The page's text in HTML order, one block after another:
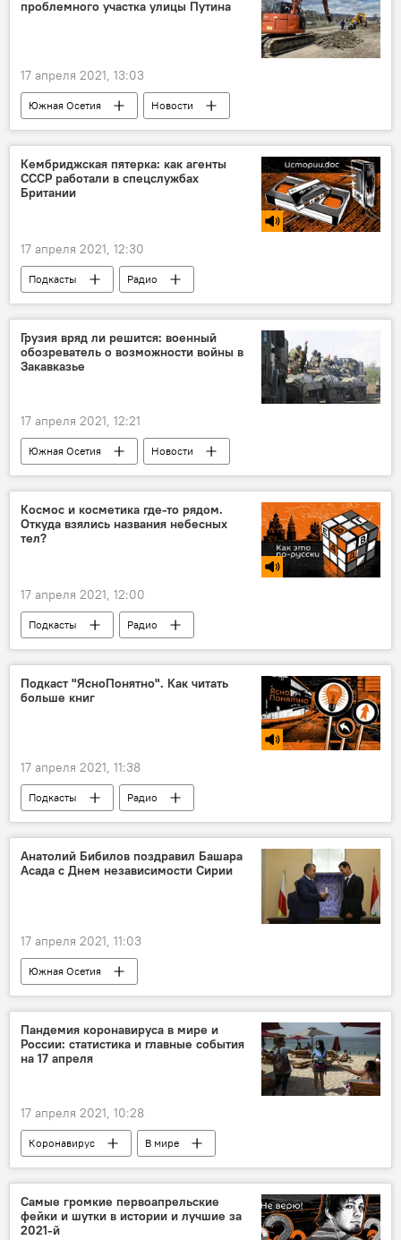
проблемного участка улицы Путина
17 апреля 2021, 13:03
Южная Осетия Новости
Кембриджская пятерка: как агенты
СССР работали в спецслужбах
Британии
17 апреля 2021, 12:30
Подкасты Радио
Грузия вряд ли решится: военный
обозреватель о возможности войны в
Закавказье
17 апреля 2021, 12:21
Южная Осетия Новости
Космос и косметика где-то рядом.
Откуда взялись названия небесных
тел?
17 апреля 2021, 12:00
Подкасты Радио
Подкаст "ЯсноПонятно". Как читать
больше книг
17 апреля 2021, 11:38
Подкасты Радио
Анатолий Бибилов поздравил Башара
Асада с Днем независимости Сирии
17 апреля 2021, 11:03
Южная Осетия
Пандемия коронавируса в мире и
России: статистика и главные события
на 17 апреля
17 апреля 2021, 10:28
Коронавирус В мире
Самые громкие первоапрельские
фейки и шутки в истории и лучшие за
2021-й